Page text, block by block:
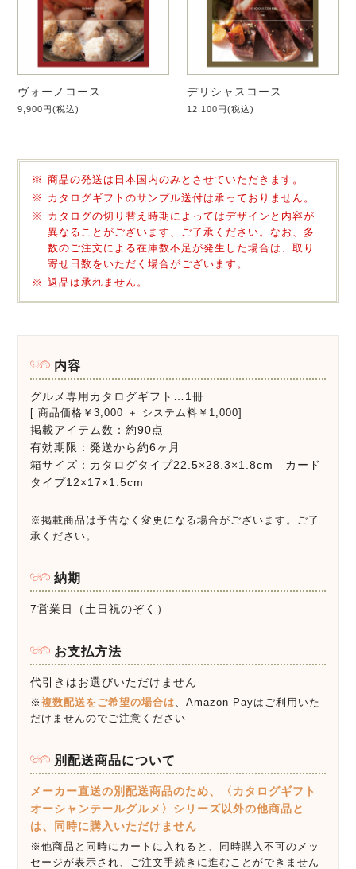
ヴォーノコース
9,900円(税込)
デリシャスコース
12,100円(税込)
商品の発送は日本国内のみとさせていただきます。
カタログギフトのサンプル送付は承っておりません。
カタログの切り替え時期によってはデザインと内容が
異なることがございます、ご了承ください。なお、多
数のご注文による在庫数不足が発生した場合は、取り
寄せ日数をいただく場合がございます。
返品は承れません。
内容
グルメ専用カタログギフト…1冊
[ 商品価格￥3,000 ＋ システム料￥1,000]
掲載アイテム数：約90点
有効期限：発送から約6ヶ月
箱サイズ：カタログタイプ22.5×28.3×1.8cm カード
タイプ12×17×1.5cm
※掲載商品は予告なく変更になる場合がございます。ご了
承ください。
納期
7営業日（土日祝のぞく）
お支払方法
代引きはお選びいただけません
※複数配送をご希望の場合は 、Amazon Payはご利用いた
だけませんのでご注意ください
別配送商品について
メーカー直送の別配送商品のため、〈カタログギフト
オーシャンテールグルメ〉シリーズ以外の他商品と
は、同時に購入いただけません
※他商品と同時にカートに入れると、同時購入不可のメッ
セージが表示され、ご注文手続きに進むことができません